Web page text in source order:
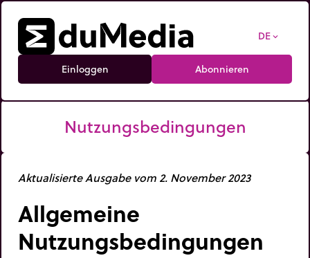
DE expand_more
Einloggen Abonnieren
Nutzungsbedingungen
Aktualisierte Ausgabe vom 2. November 2023
Allgemeine
Nutzungsbedingungen